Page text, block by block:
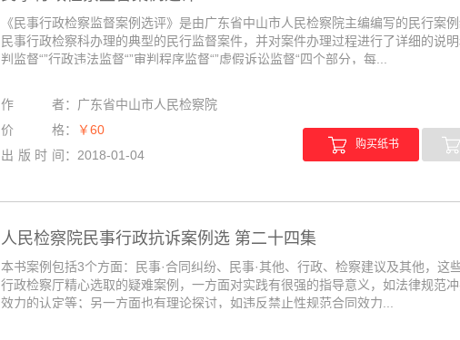
《民事行政检察监督案例选评》是由广东省中山市人民检察院主编编写的民行案
民事行政检察科办理的典型的民行监督案件，并对案件办理过程进行了详细的说
判监督“”行政违法监督“”审判程序监督“”虚假诉讼监督“四个部分，每...
作者： 广东省中山市人民检察院
价格：
￥60
出版时间 ： 2018-01-04
购买纸书
人民检察院民事行政抗诉案例选 第二十四集
本书案例包括3个方面：民事·合同纠纷、民事·其他、行政、检察建议及其他，这
行政检察厅精心选取的疑难案例，一方面对实践有很强的指导意义，如法律规范
效力的认定等；另一方面也有理论探讨，如违反禁止性规范合同效力...